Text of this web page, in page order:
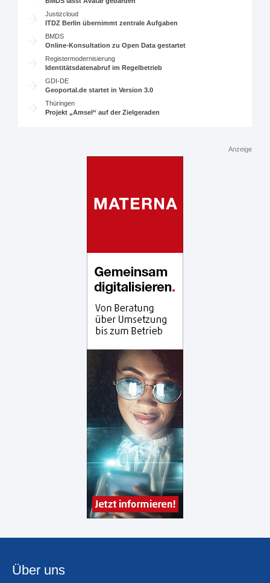
Justizcloud
ITDZ Berlin übernimmt zentrale Aufgaben
BMDS
Online-Konsultation zu Open Data gestartet
Registermodernisierung
Identitätsdatenabruf im Regelbetrieb
GDI-DE
Geoportal.de startet in Version 3.0
Thüringen
Projekt „Amsel“ auf der Zielgeraden
Anzeige
Über uns